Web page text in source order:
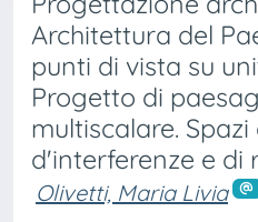
Architettura del
punti di vista su
Progetto di
multiscalare.
d'interferenze e di
Olivetti, Maria Livia